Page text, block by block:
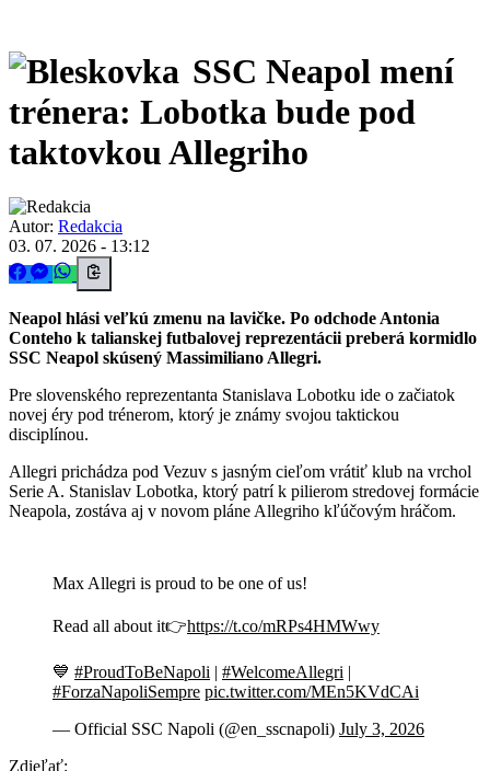
SSC Neapol mení
trénera: Lobotka bude pod
taktovkou Allegriho
Autor: Redakcia
03. 07. 2026 - 13:12
Neapol hlási veľkú zmenu na lavičke. Po odchode Antonia
Conteho k talianskej futbalovej reprezentácii preberá kormidlo
SSC Neapol skúsený Massimiliano Allegri.
Pre slovenského reprezentanta Stanislava Lobotku ide o začiatok
novej éry pod trénerom, ktorý je známy svojou taktickou
disciplínou.
Allegri prichádza pod Vezuv s jasným cieľom vrátiť klub na vrchol
Serie A. Stanislav Lobotka, ktorý patrí k pilierom stredovej formácie
Neapola, zostáva aj v novom pláne Allegriho kľúčovým hráčom.
Max Allegri is proud to be one of us!
Read all about it👉https://t.co/mRPs4HMWwy
💙 #ProudToBeNapoli | #WelcomeAllegri |
#ForzaNapoliSempre pic.twitter.com/MEn5KVdCAi
— Official SSC Napoli (@en_sscnapoli) July 3, 2026
Zdieľať: